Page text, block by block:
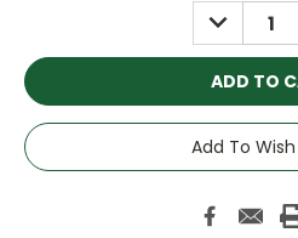
DECREASE
QUANTITY:
Add To Wish